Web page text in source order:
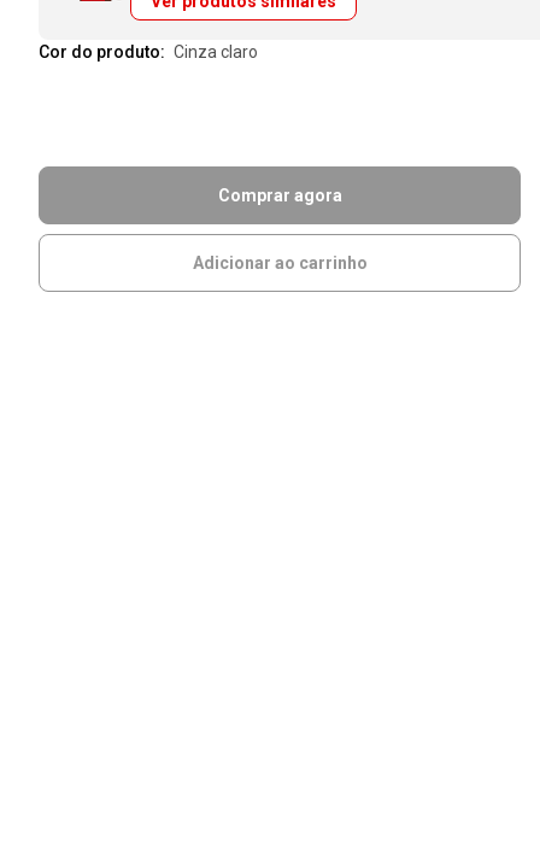
Cor do produto: cinza claro
Comprar agora
Adicionar ao carrinho